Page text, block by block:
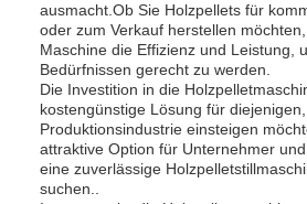
ausmacht.Ob Sie Holzpellets für
oder zum Verkauf herstellen
Maschine die Effizienz und Leistung,
Bedürfnissen gerecht zu werden.
Die Investition in die
kostengünstige Lösung für
Produktionsindustrie einsteigen
attraktive Option für Unternehmer
eine zuverlässige
suchen..